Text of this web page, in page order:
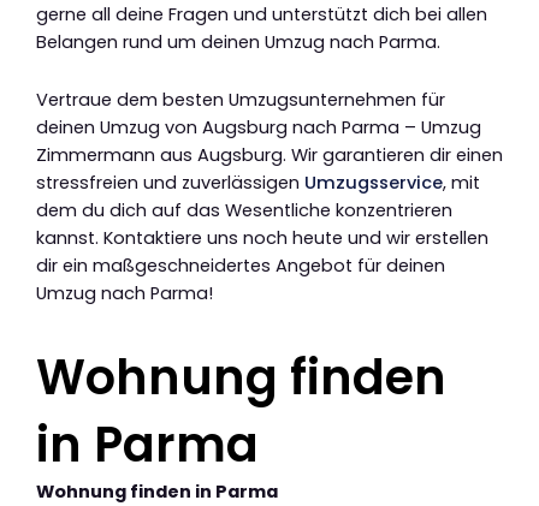
gerne all deine Fragen und unterstützt dich bei allen
Belangen rund um deinen Umzug nach Parma.
Vertraue dem besten Umzugsunternehmen für
deinen Umzug von Augsburg nach Parma – Umzug
Zimmermann aus Augsburg. Wir garantieren dir einen
stressfreien und zuverlässigen Umzugsservice, mit
dem du dich auf das Wesentliche konzentrieren
kannst. Kontaktiere uns noch heute und wir erstellen
dir ein maßgeschneidertes Angebot für deinen
Umzug nach Parma!
Wohnung finden
in Parma
Wohnung finden in Parma